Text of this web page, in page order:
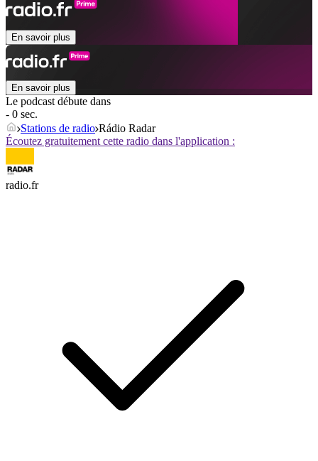
En savoir plus
En savoir plus
Le podcast débute dans
- 0 sec.
Stations de radio Rádio Radar
Écoutez gratuitement cette radio dans l'application :
radio.fr